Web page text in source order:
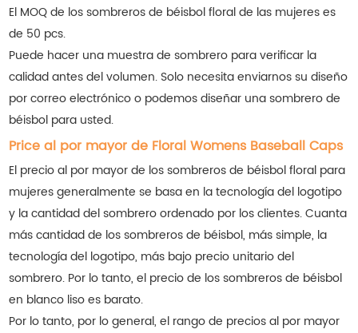
El MOQ de los sombreros de béisbol floral de las mujeres es
de 50 pcs.
Puede hacer una muestra de sombrero para verificar la
calidad antes del volumen. Solo necesita enviarnos su diseño
por correo electrónico o podemos diseñar una sombrero de
béisbol para usted.
Price al por mayor de Floral Womens Baseball Caps
El precio al por mayor de los sombreros de béisbol floral para
mujeres generalmente se basa en la tecnología del logotipo
y la cantidad del sombrero ordenado por los clientes. Cuanta
más cantidad de los sombreros de béisbol, más simple, la
tecnología del logotipo, más bajo precio unitario del
sombrero. Por lo tanto, el precio de los sombreros de béisbol
en blanco liso es barato.
Por lo tanto, por lo general, el rango de precios al por mayor